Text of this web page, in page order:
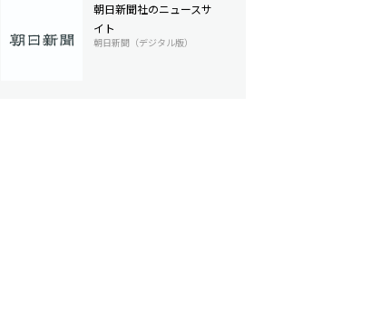
朝日新聞社のニュースサ
イト
朝日新聞（デジタル版）